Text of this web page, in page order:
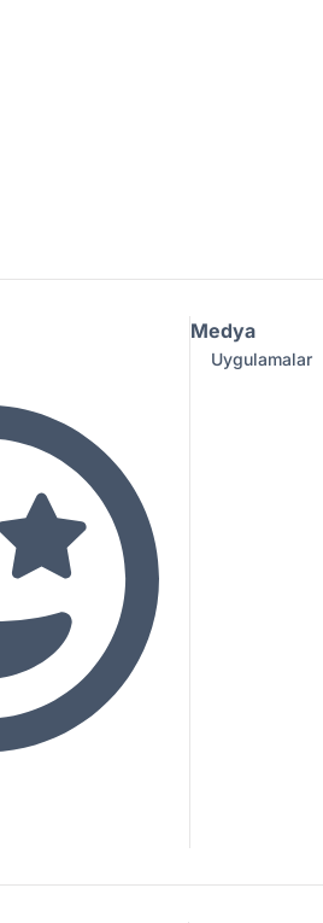
Medya
Uygulamalar